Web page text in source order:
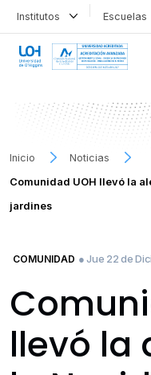
Institutos Escuelas
Inicio
Noticias
Comunidad UOH llevó la
jardines
COMUNIDAD ● Jue 22 de
llevó la